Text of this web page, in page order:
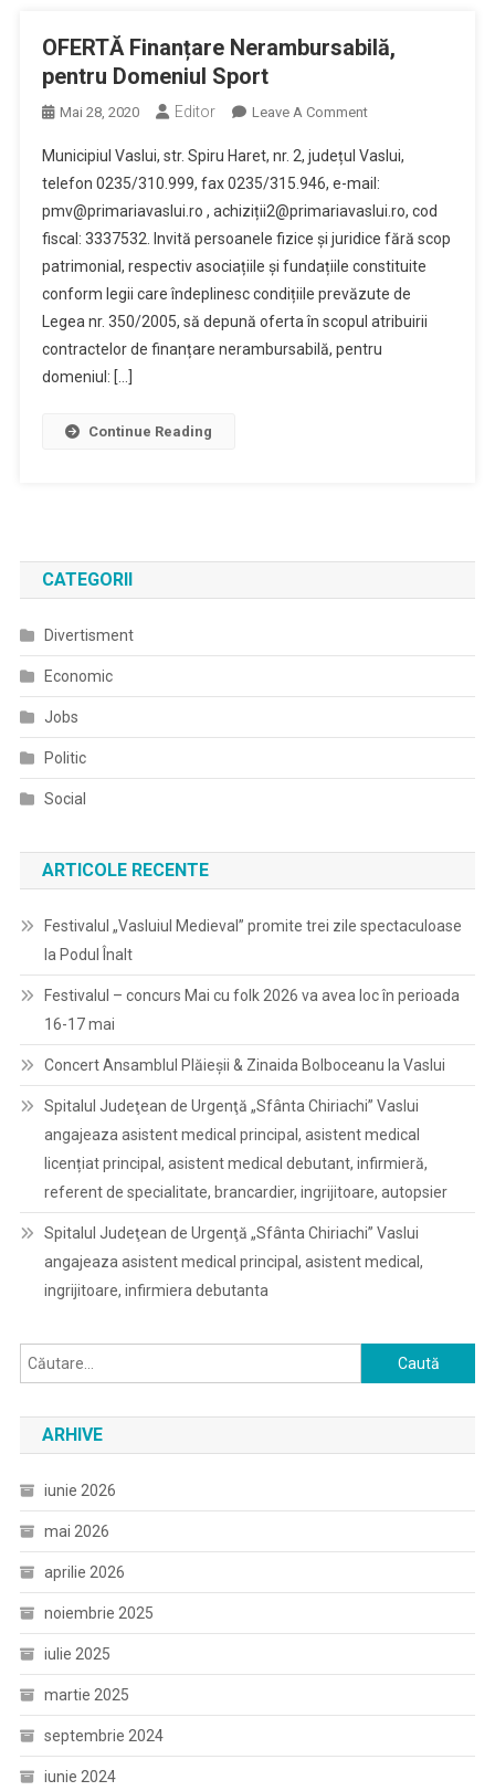
OFERTĂ Finanțare Nerambursabilă,
pentru Domeniul Sport
Mai 28, 2020 Editor Leave A CommentOn
Finanțare
Nerambursabilă,
Pentru
Domeniul
Sport
Municipiul Vaslui, str. Spiru Haret, nr. 2, județul Vaslui,
telefon 0235/310.999, fax 0235/315.946, e-mail:
pmv@primariavaslui.ro , achiziții2@primariavaslui.ro, cod
fiscal: 3337532. Invită persoanele fizice și juridice fără scop
patrimonial, respectiv asociațiile și fundațiile constituite
conform legii care îndeplinesc condițiile prevăzute de
Legea nr. 350/2005, să depună oferta în scopul atribuirii
contractelor de finanțare nerambursabilă, pentru
domeniul: […]
Continue Reading
CATEGORII
Divertisment
Economic
Jobs
Politic
Social
ARTICOLE RECENTE
Festivalul „Vasluiul Medieval” promite trei zile spectaculoase
la Podul Înalt
Festivalul – concurs Mai cu folk 2026 va avea loc în perioada
16-17 mai
Concert Ansamblul Plăieșii & Zinaida Bolboceanu la Vaslui
Spitalul Judeţean de Urgenţă „Sfânta Chiriachi” Vaslui
angajeaza asistent medical principal, asistent medical
licențiat principal, asistent medical debutant, infirmieră,
referent de specialitate, brancardier, ingrijitoare, autopsier
Spitalul Judeţean de Urgenţă „Sfânta Chiriachi” Vaslui
angajeaza asistent medical principal, asistent medical,
ingrijitoare, infirmiera debutanta
Caută
după:
ARHIVE
iunie 2026
mai 2026
aprilie 2026
noiembrie 2025
iulie 2025
martie 2025
septembrie 2024
iunie 2024